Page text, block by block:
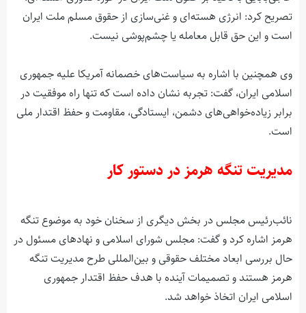
تصریح کرد: انرژی هسته‌ای و غنی‌سازی از حقوق مسلم ملت ایران
است و این حق قابل معامله یا چشم‌پوشی نیست.
وی همچنین با اشاره به سیاست‌های خصمانه آمریکا علیه جمهوری
اسلامی ایران، گفت: تجربه نشان داده است که تنها راه موفقیت در
برابر زیاده‌خواهی‌های دشمن، ایستادگی، مقاومت و حفظ اقتدار ملی
است.
مدیریت تنگه هرمز در دستور کار
نائب‌رئیس مجلس در بخش دیگری از سخنان خود به موضوع تنگه
هرمز اشاره کرد و گفت: مجلس شورای اسلامی و نهادهای مسئول در
حال بررسی ابعاد مختلف حقوقی و بین‌المللی طرح مدیریت تنگه
هرمز هستند و تصمیمات آینده با هدف حفظ اقتدار جمهوری
اسلامی ایران اتخاذ خواهد شد.